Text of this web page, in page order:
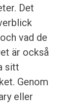
Det
vad de
är också
sitt
Genom
eller